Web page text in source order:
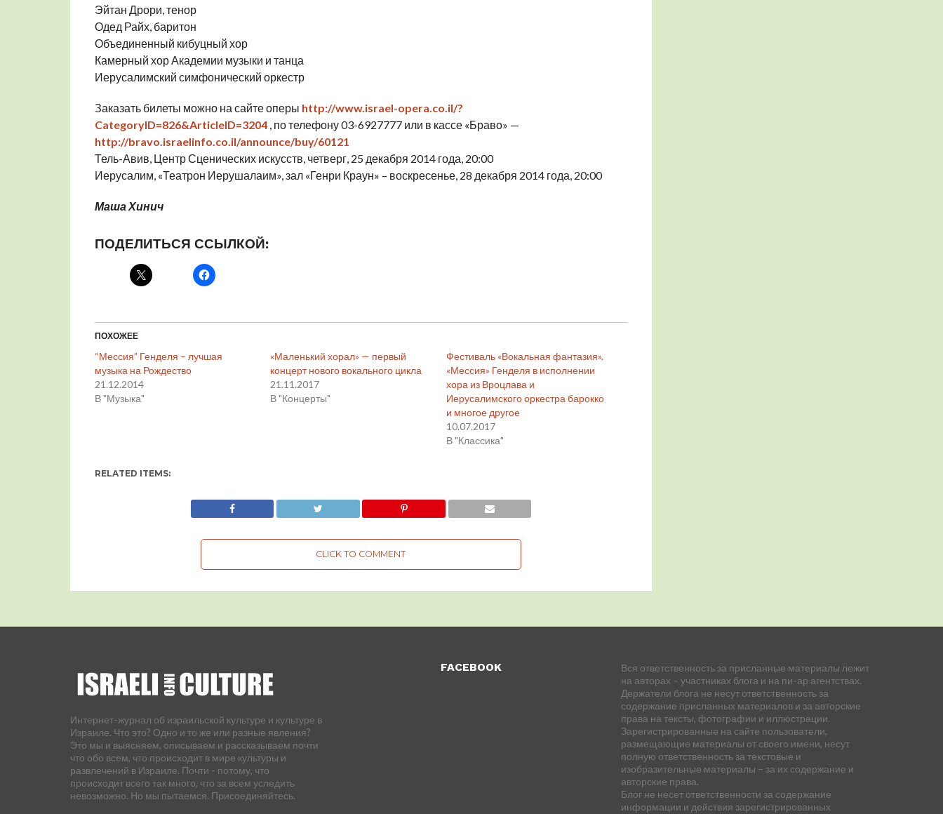
Эйтан Дрори, тенор
Одед Райх, баритон
Объединенный кибуцный хор
Камерный хор Академии музыки и танца
Иерусалимский симфонический оркестр
Заказать билеты можно на сайте оперы http://www.israel-opera.co.il/?
CategoryID=826&ArticleID=3204, по телефону 03-6927777 или в кассе «Браво» —
http://bravo.israelinfo.co.il/announce/buy/60121
Тель-Авив, Центр Сценических искусств, четверг, 25 декабря 2014 года, 20:00
Иерусалим, «Театрон Иерушалаим», зал «Генри Краун» – воскресенье, 28 декабря 2014 года, 20:00
Маша Хинич
ПОДЕЛИТЬСЯ ССЫЛКОЙ:
ПОХОЖЕЕ
“Мессия” Генделя – лучшая
музыка на Рождество
21.12.2014
В "Музыка"
«Маленький хорал» — первый
концерт нового вокального цикла
21.11.2017
В "Концерты"
Фестиваль «Вокальная фантазия».
«Мессия» Генделя в исполнении
хора из Вроцлава и
Иерусалимского оркестра барокко
и многое другое
10.07.2017
В "Классика"
RELATED ITEMS:
CLICK TO COMMENT
Интернет-журнал об израильской культуре и культуре в
Израиле. Что это? Одно и то же или разные явления?
Это мы и выясняем, описываем и рассказываем почти
что обо всем, что происходит в мире культуры и
развлечений в Израиле. Почти - потому, что
происходит всего так много, что за всем уследить
невозможно. Но мы пытаемся. Присоединяйтесь.
FACEBOOK
Вся ответственность за присланные материалы лежит
на авторах – участниках блога и на пи-ар агентствах.
Держатели блога не несут ответственность за
содержание присланных материалов и за авторские
права на тексты, фотографии и иллюстрации.
Зарегистрированные на сайте пользователи,
размещающие материалы от своего имени, несут
полную ответственность за текстовые и
изобразительные материалы – за их содержание и
авторские права.
Блог не несет ответственности за содержание
информации и действия зарегистрированных